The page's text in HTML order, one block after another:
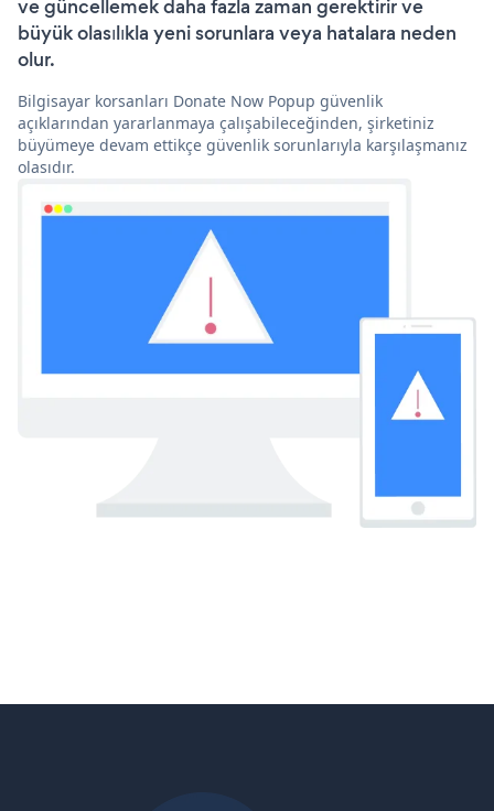
ve güncellemek daha fazla zaman gerektirir ve
büyük olasılıkla yeni sorunlara veya hatalara neden
olur.
Bilgisayar korsanları Donate Now Popup güvenlik
açıklarından yararlanmaya çalışabileceğinden, şirketiniz
büyümeye devam ettikçe güvenlik sorunlarıyla karşılaşmanız
olasıdır.